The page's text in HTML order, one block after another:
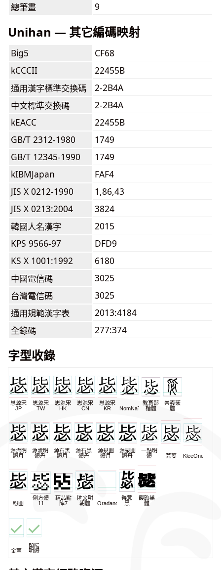
總筆畫
9
Unihan — 其它編碼映射
Big5
CF68
kCCCII
22455B
通用漢字標準交換碼
2-2B4A
中文標準交換碼
2-2B4A
kEACC
22455B
GB/T 2312-1980
1749
GB/T 12345-1990
1749
kIBMJapan
FAF4
JIS X 0212-1990
1,86,43
JIS X 0213:2004
3824
韓國人名漢字
2015
KPS 9566-97
DFD9
KS X 1001:1992
6180
中國電信碼
3025
台灣電信碼
3025
通用規範漢字表
2013:4184
全錄碼
277:374
字型收錄
思源宋
JP
思源宋
TW
思源宋
HK
思源宋
CN
思源宋
KR
NomNaTong
教育部
楷體
崇羲篆
體
源流明
體月
源流明
體丹
源石黑
體月
源石黑
體丹
源泉圓
體月
源泉圓
體丹
一點明
體
芫荽 KleeOne
粉圓
俐方體
11
精品點
陣7
匯文明
朝體
Oradano
得意
黑
饅頭黑
體
金萱
蘭陽
明體